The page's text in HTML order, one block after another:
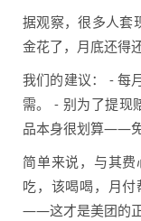
据观察，很多人套
金花了，月底还得
我们的建议： - 每
需。 - 别为了提现
品本身很划算——免
简单来说，与其
吃，该喝喝，月
——这才是美团的正